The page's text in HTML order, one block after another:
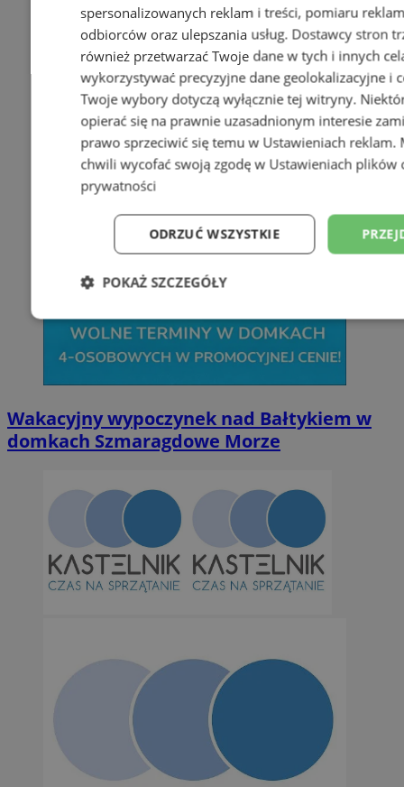
Wakacyjny wypoczynek nad Bałtykiem w
domkach Szmaragdowe Morze
spersonalizowanych reklam i treści, pomiaru
odbiorców oraz ulepszania usług. Dostawcy stron
również przetwarzać Twoje dane w tych i innych
wykorzystywać precyzyjne dane geolokalizacyjne i
Twoje wybory dotyczą wyłącznie tej witryny.
opierać się na prawnie uzasadnionym interesie
prawo sprzeciwić się temu w Ustawieniach reklam.
chwili wycofać swoją zgodę w Ustawieniach plików
prywatności
ODRZUĆ WSZYSTKIE
POKAŻ SZCZEGÓŁY
Niezbędne Wydajność
Niezbędne Wydajność Targetowanie
Niezbędne pliki cookie umożliwiają korzystanie z podstawowych
takich jak logowanie użytkownika i zarządzanie kontem. Bez
można prawidłowo korzystać ze strony internetowej.
QeSessID
MvSessID